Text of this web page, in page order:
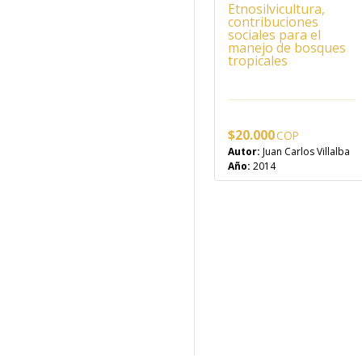
Etnosilvicultura,
contribuciones
sociales para el
manejo de bosques
tropicales
$20.000
Autor: Juan Carlos Villalba
Año: 2014